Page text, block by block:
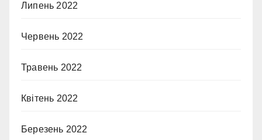
Липень 2022
Червень 2022
Травень 2022
Квітень 2022
Березень 2022